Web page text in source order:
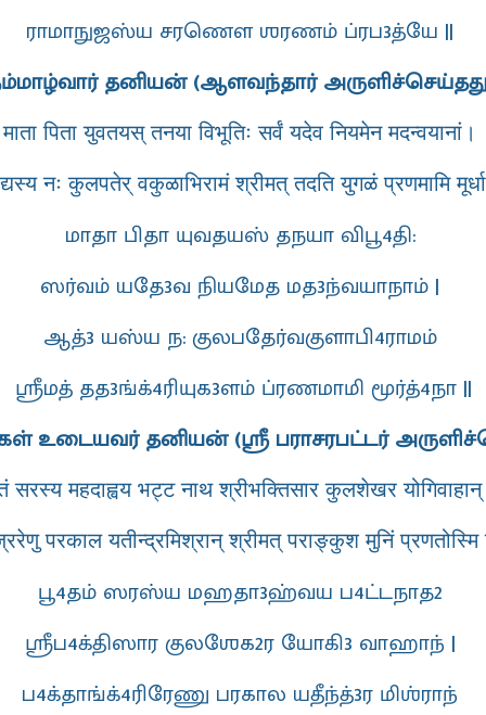
ராமாநுஜஸ்ய சரணௌ ஶரணம் ப்ரப3த்யே ||
தனியன் (ஆளவந்தார்
माता पिता युवतयस् तनया विभूतिः सर्वं यदेव नियमेन मदन्वयानां।
नः कुलपतेर् वकुळाभिरामं श्रीमत् तदति युगळं प्रणमामि
மாதா பிதா யுவதயஸ் தநயா விபூ4தி:
ஸர்வம் யதே3வ நியமேத மத3ந்வயாநாம் |
ஆத்3 யஸ்ய ந: குலபதேர்வகுளாபி4ராமம்
ஸ்ரீமத் தத3ங்க்4ரியுக3ளம் ப்ரணமாமி மூர்த்4நா ||
உடையவர் தனியன் (ஸ்ரீ பராசரபட்டர்
सरस्य महदाह्वय भट्ट नाथ श्रीभक्तिसार कुलशेखर
परकाल यतीन्द्रमिश्रान् श्रीमत् पराङ्कुश मुनिं प्रणतोस्मि
பூ4தம் ஸரஸ்ய மஹதா3ஹ்வய ப4ட்டநாத2
ஸ்ரீப4க்திஸார குலஶேக2ர யோகி3 வாஹாந் |
ப4க்தாங்க்4ரிரேணு பரகால யதீந்த்3ர மிஶ்ராந்